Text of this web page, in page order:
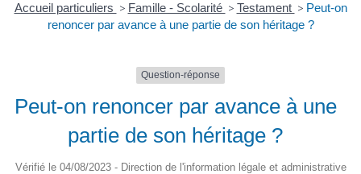
Accueil particuliers > Famille - Scolarité > Testament > Peut-on
renoncer par avance à une partie de son héritage ?
Question-réponse
Peut-on renoncer par avance à une
partie de son héritage ?
Vérifié le 04/08/2023 - Direction de l'information légale et administrative